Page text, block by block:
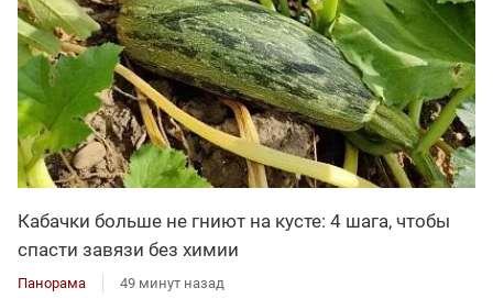
Кабачки больше не гниют на кусте: 4 шага, чтобы
спасти завязи без химии
Панорама 49 минут назад